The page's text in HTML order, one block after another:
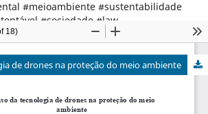
#meioambiente #sustentabilidade
#sociedade #law
#sustainabledevelopment
de drones na proteção do meio ambiente